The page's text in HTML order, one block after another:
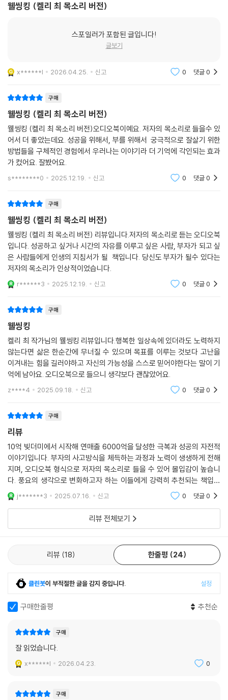
웰씽킹 (켈리 최 목소리 버전)
스포일러가 포함된 글입니다!
글보기
x******l 2026.04.25. 신고 0 댓글0
구매
웰씽킹 (켈리 최 목소리 버전)
웰씽킹 (켈리 최 목소리 버전)오디오북이예요. 저자의 목소리로 들을수 있
어서 더 좋았는데요. 성공을 위해서, 부를 위해서 궁극적으로 잘살기 위한
방법들을 구체적인 경험에서 우러나는 이야기라 더 기억에 각인되는 효과
가 컸어요. 잘봤어요.
s********0 2025.12.19. 신고 0 댓글0
구매
웰씽킹 (켈리 최 목소리 버전)
웰씽킹 (켈리 최 목소리 버전) 리뷰입니다.저자의 목소리로 듣는 오디오북
입니다. 성공하고 싶거나 시간의 자유를 이루고 싶은 사람, 부자가 되고 싶
은 사람들에게 인생의 지침서가 될 책입니다. 당신도 부자가 될수 있다는
저자의 목소리가 인상적이었습니다.
r******3 2025.12.19. 신고 0 댓글0
구매
웰씽킹
켈리 최 작가님의 웰씽킹 리뷰입니다.행복한 일상속에 있더라도 노력하지
않는다면 삶은 한순간에 무너질 수 있으며 목표를 이루는 것보다 고난을
이겨내는 힘을 길러야하고 자신의 가능성을 스스로 믿어야한다는 말이 기
억에 남아요. 오디오북으로 들으니 생각보다 괜찮았어요.
z****4 2025.09.18. 신고 0 댓글0
구매
리뷰
10억 빚더미에서 시작해 연매출 6000억을 달성한 극복과 성공의 자전적
이야기입니다. 부자의 사고방식을 체득하는 과정과 노력이 생생하게 전해
지며, 오디오북 형식으로 저자의 목소리로 들을 수 있어 몰입감이 높습니
다. 풍요의 생각으로 변화하고자 하는 이들에게 강력히 추천되는 책입니
다. j*******3 2025.07.16. 신고 0 댓글0
리뷰 전체보기
리뷰 18 한줄평 24
클린봇이 부적절한 글을 감지 중입니다. 설정
구매한줄평 추천순
구매
잘 읽었습니다.
x******l 2026.04.23. 0
구매